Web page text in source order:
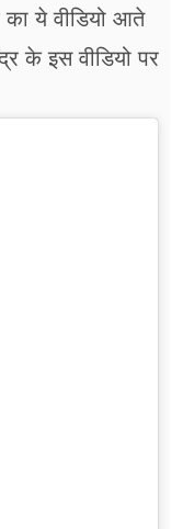
ये वीडियो आते
के इस वीडियो पर